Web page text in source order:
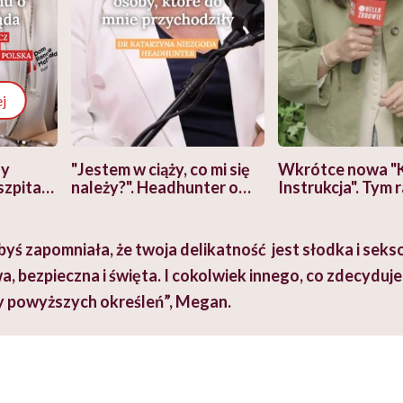
"Jestem w ciąży, co mi się
należy?". Headhunter o
pracy
Wkrótce nowa
Instrukcja". Tym
ekspercki
zapomniała, że twoja delikatność jest słodka i
bezpieczna i święta. I cokolwiek innego, co
określeń”, Megan.